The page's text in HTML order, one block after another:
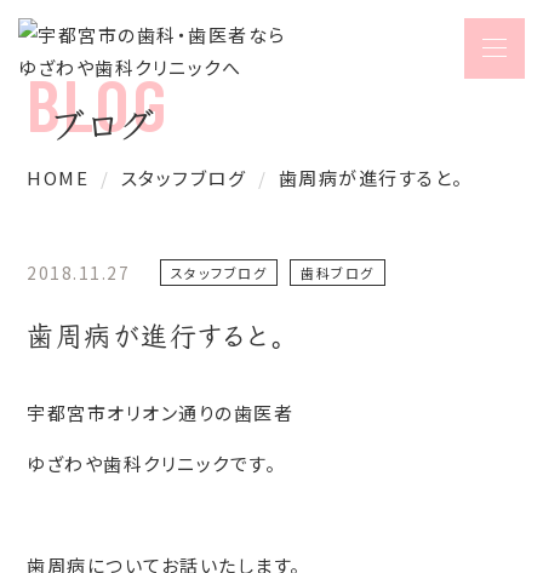
ブログ
HOME スタッフブログ 歯周病が進行すると。
2018.11.27 スタッフブログ 歯科ブログ
歯周病が進行すると。
宇都宮市オリオン通りの歯医者
ゆざわや歯科クリニックです。
歯周病についてお話いたします。